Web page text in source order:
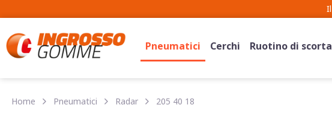
Pneumatici Cerchi Ruotino di scorta
Home Pneumatici Radar 205 40 18